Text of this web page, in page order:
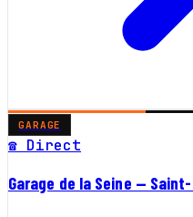
GARAGE
☎ Direct
Garage de la Seine —